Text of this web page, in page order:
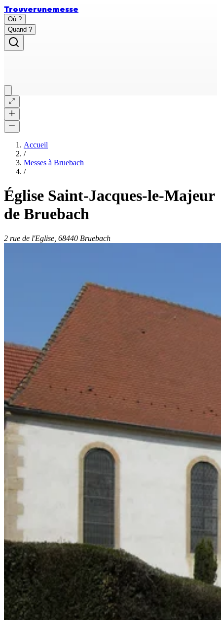
Trouverunemesse
Où ?
Quand ?
Accueil
/
Messes à Bruebach
/
Église Saint-Jacques-le-Majeur
de Bruebach
2 rue de l'Eglise, 68440 Bruebach